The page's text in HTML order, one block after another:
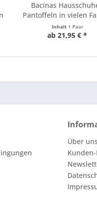
Bacinas
Pantoffeln in vielen
Inhalt 1 Paar
ab 21,95 € *
Über uns